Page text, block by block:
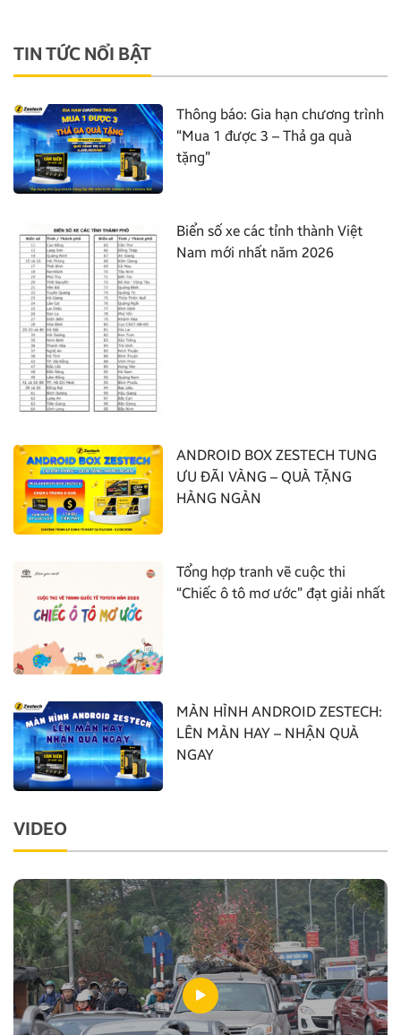
TIN TỨC NỔI BẬT
Thông báo: Gia hạn chương trình
“Mua 1 được 3 – Thả ga quà
tặng”
Biển số xe các tỉnh thành Việt
Nam mới nhất năm 2026
ANDROID BOX ZESTECH TUNG
ƯU ĐÃI VÀNG – QUÀ TẶNG
HÀNG NGÀN
Tổng hợp tranh vẽ cuộc thi
“Chiếc ô tô mơ ước” đạt giải nhất
MÀN HÌNH ANDROID ZESTECH:
LÊN MÀN HAY – NHẬN QUÀ
NGAY
VIDEO